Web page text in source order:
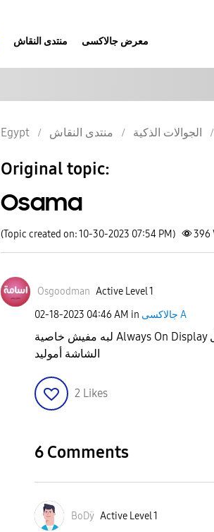
منتدى النقاش معرض جالاكسى
Egypt منتدى النقاش الجوالات الذكية
Original topic:
Osama
(Topic created on: 10-30-2023 07:54 PM) 396
Osgoodman Active Level 1
‎02-18-2023 04:46 AM in جالاكسى A
لبه مفيش خاصية Always On Display في موبيل Samsung a33 5g مع إن
الشاشة أموليد
2 Likes
6 Comments
BoDÿ Active Level 1